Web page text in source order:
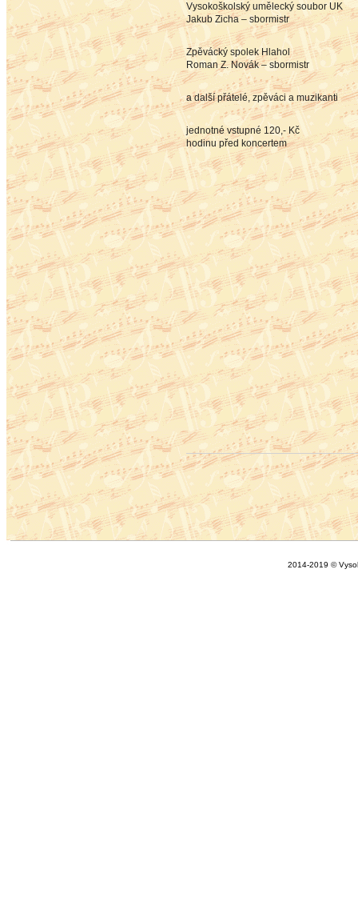
Vysokoškolský umělecký soubor UK
Jakub Zicha – sbormistr
Zpěvácký spolek Hlahol
Roman Z. Novák – sbormistr
a další přátelé, zpěváci a muzikanti
jednotné vstupné 120,- Kč
hodinu před koncertem
2014-2019 ©